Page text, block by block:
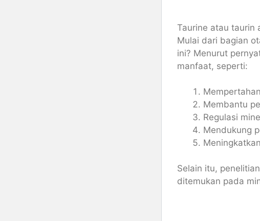
Taurine atau taurin
Mulai dari bagian
ini? Menurut
manfaat, seperti:
Membantu
Regulasi
Mendukung
Selain itu,
ditemukan pada